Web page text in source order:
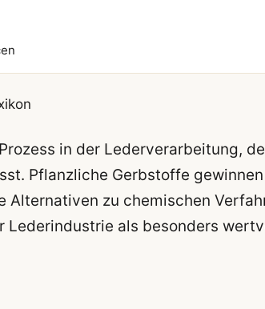
in der Lederverarbeitung,
Pflanzliche Gerbstoffe
zu chemischen
Lederindustrie als besonders